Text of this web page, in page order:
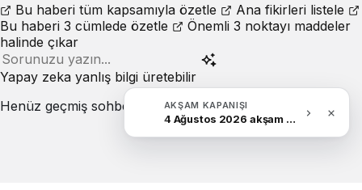
AKŞAM KAPANIŞI
4 Ağustos 2026 akşam Haber Bülteni
Bu haberi tüm kapsamıyla özetle
Ana fikirleri listele
Bu haberi 3 cümlede özetle
Önemli 3 noktayı maddeler
halinde çıkar
Yapay zeka yanlış bilgi üretebilir
Henüz geçmiş sohbet yok.